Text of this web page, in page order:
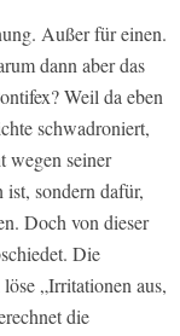
Außer für einen.
dann aber das
Weil da eben
schwadroniert,
wegen seiner
sondern dafür,
Doch von dieser
Die
„Irritationen aus,
die